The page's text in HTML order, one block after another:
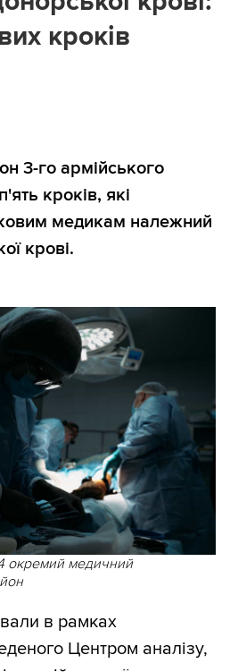
кроків
3-го армійського
кроків, які
медикам належний
крові.
окремий медичний
в рамках
Центром аналізу,